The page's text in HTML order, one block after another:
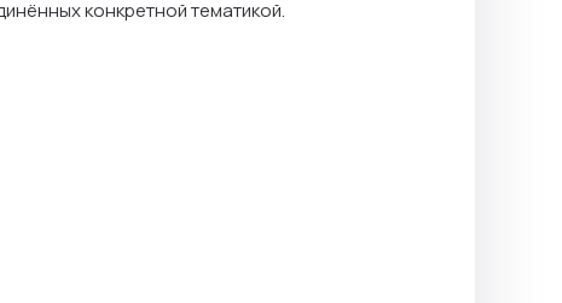
конкретной тематикой.